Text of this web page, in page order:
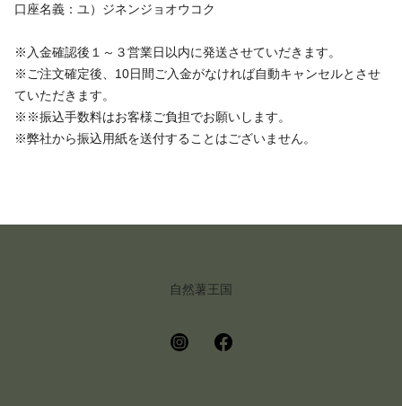
口座名義：ユ）ジネンジョオウコク
※入金確認後１～３営業日以内に発送させていだきます。
※ご注文確定後、10日間ご入金がなければ自動キャンセルとさせ
ていただきます。
※※振込手数料はお客様ご負担でお願いします。
※弊社から振込用紙を送付することはございません。
自然薯王国